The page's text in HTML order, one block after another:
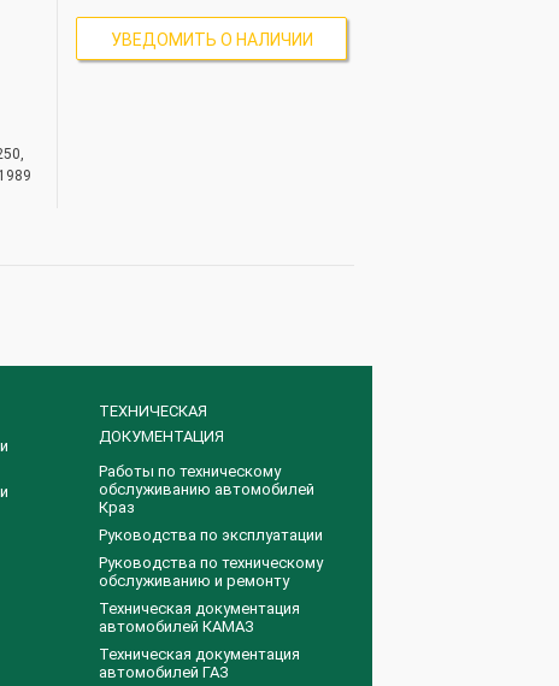
УВЕДОМИТЬ О НАЛИЧИИ
ТЕХНИЧЕСКАЯ
ДОКУМЕНТАЦИЯ
Работы по техническому
обслуживанию автомобилей
Краз
Руководства по эксплуатации
Руководства по техническому
обслуживанию и ремонту
Техническая документация
автомобилей КАМАЗ
Техническая документация
автомобилей ГАЗ